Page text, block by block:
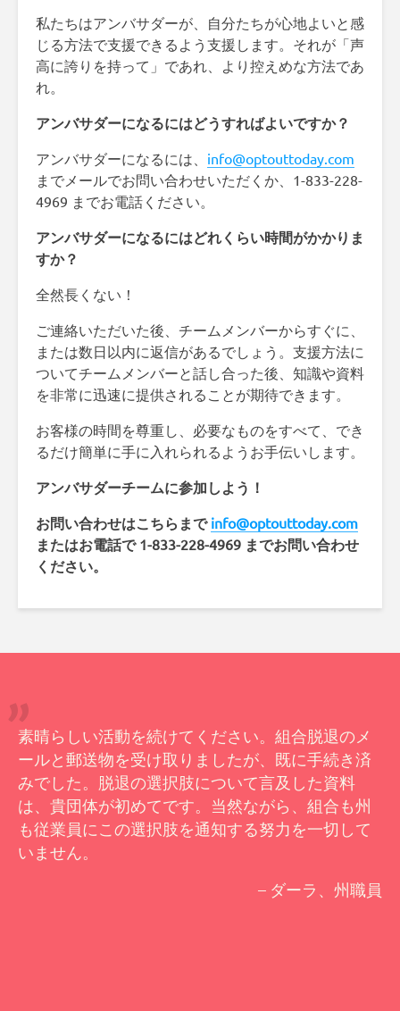
私たちはアンバサダーが、自分たちが心地よいと感
じる方法で支援できるよう支援します。それが「声
高に誇りを持って」であれ、より控えめな方法であ
れ。
アンバサダーになるにはどうすればよいですか？
アンバサダーになるには、 info@optouttoday.com
までメールでお問い合わせいただくか、1-833-228-
4969 までお電話ください。
アンバサダーになるにはどれくらい時間がかかりま
すか？
全然長くない！
ご連絡いただいた後、チームメンバーからすぐに、
または数日以内に返信があるでしょう。支援方法に
ついてチームメンバーと話し合った後、知識や資料
を非常に迅速に提供されることが期待できます。
お客様の時間を尊重し、必要なものをすべて、でき
るだけ簡単に手に入れられるようお手伝いします。
アンバサダーチームに参加しよう！
お問い合わせはこちらまで info@optouttoday.com
またはお電話で 1-833-228-4969 までお問い合わせ
ください。
素晴らしい活動を続けてください。組合脱退のメ
ールと郵送物を受け取りましたが、既に手続き済
みでした。脱退の選択肢について言及した資料
は、貴団体が初めてです。当然ながら、組合も州
も従業員にこの選択肢を通知する努力を一切して
いません。
– ダーラ、州職員